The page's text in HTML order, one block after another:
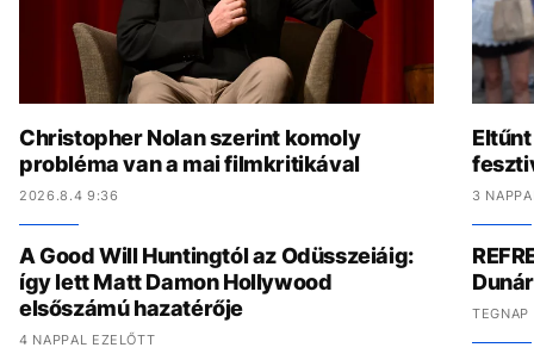
Christopher Nolan szerint komoly
probléma van a mai filmkritikával
2026.8.4 9:36
A Good Will Huntingtól az Odüsszeiáig:
így lett Matt Damon Hollywood
elsőszámú hazatérője
4 NAPPAL EZELŐTT
3